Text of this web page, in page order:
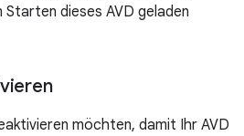
dieses AVD geladen
möchten, damit Ihr AVD